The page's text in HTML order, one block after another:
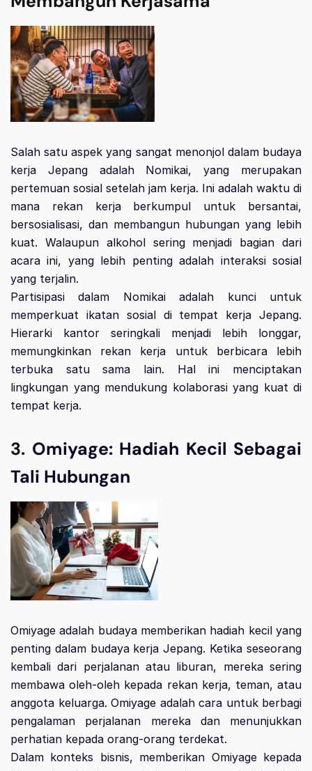
Salah satu aspek yang sangat menonjol dalam budaya
kerja Jepang adalah Nomikai, yang merupakan
pertemuan sosial setelah jam kerja. Ini adalah waktu di
mana rekan kerja berkumpul untuk bersantai,
bersosialisasi, dan membangun hubungan yang lebih
kuat. Walaupun alkohol sering menjadi bagian dari
acara ini, yang lebih penting adalah interaksi sosial
yang terjalin.
Partisipasi dalam Nomikai adalah kunci untuk
memperkuat ikatan sosial di tempat kerja Jepang.
Hierarki kantor seringkali menjadi lebih longgar,
memungkinkan rekan kerja untuk berbicara lebih
terbuka satu sama lain. Hal ini menciptakan
lingkungan yang mendukung kolaborasi yang kuat di
tempat kerja.
3. Omiyage: Hadiah Kecil Sebagai
Tali Hubungan
Omiyage adalah budaya memberikan hadiah kecil yang
penting dalam budaya kerja Jepang. Ketika seseorang
kembali dari perjalanan atau liburan, mereka sering
membawa oleh-oleh kepada rekan kerja, teman, atau
anggota keluarga. Omiyage adalah cara untuk berbagi
pengalaman perjalanan mereka dan menunjukkan
perhatian kepada orang-orang terdekat.
Dalam konteks bisnis, memberikan Omiyage kepada